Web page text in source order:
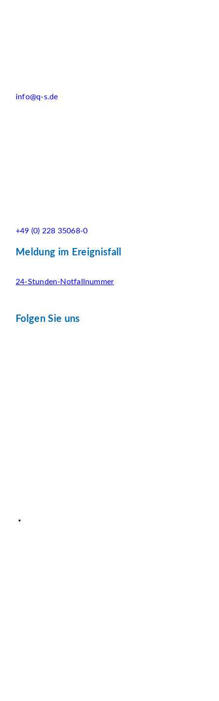
info@q-s.de
+49 (0) 228 35068-0
Meldung im Ereignisfall
24-Stunden-Notfallnummer
Folgen Sie uns